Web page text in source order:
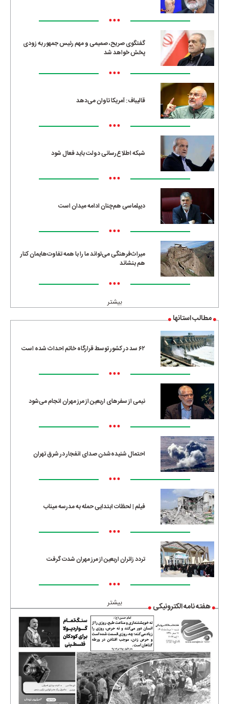
•••
گفتگوی صریح، صمیمی و مهم رئیس جمهور به زودی
پخش خواهد شد
•••
قالیباف: آمریکا تاوان می‌دهد
•••
شبکه اطلاع‌رسانی دولت باید فعال شود
•••
دیپلماسی هم‌چنان ادامه میدان است
•••
میراث‌فرهنگی می‌تواند ما را با همه تفاوت‌هایمان کنار
هم بنشاند
•••
بیشتر
مطالب استانها
۶۲ سد در کشور توسط قرارگاه خاتم احداث شده است
•••
نیمی از سفرهای اربعین از مرز مهران انجام می‌شود
•••
احتمال شنیده‌شدن صدای انفجار در شرق تهران
•••
فیلم | لحظات ابتدایی حمله به مدرسه میناب
•••
تردد زائران اربعین از مرز مهران شدت گرفت
•••
بیشتر هفته نامه الکترونیکی